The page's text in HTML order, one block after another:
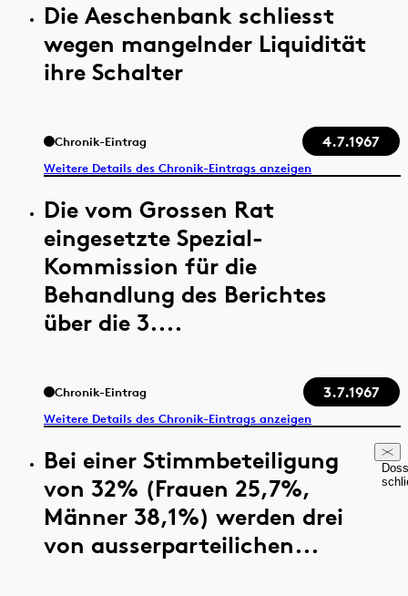
Die Aeschenbank schliesst
wegen mangelnder Liquidität
ihre Schalter
Chronik-Eintrag 4.7.1967
Weitere Details des Chronik-Eintrags anzeigen
Die vom Grossen Rat
eingesetzte Spezial-
Kommission für die
Behandlung des Berichtes
über die 3....
Chronik-Eintrag 3.7.1967
Weitere Details des Chronik-Eintrags anzeigen
Bei einer Stimmbeteiligung
von 32% (Frauen 25,7%,
Männer 38,1%) werden drei
von ausserparteilichen...